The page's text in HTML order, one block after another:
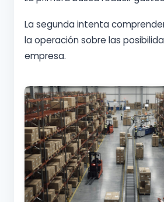
La segunda intenta
la operación sobre las
empresa.